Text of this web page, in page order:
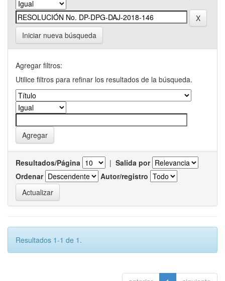
Iniciar nueva búsqueda
Agregar filtros:
Utilice filtros para refinar los resultados de la búsqueda.
Resultados/Página | Salida por
Ordenar
Autor/registro
Resultados 1-1 de 1.